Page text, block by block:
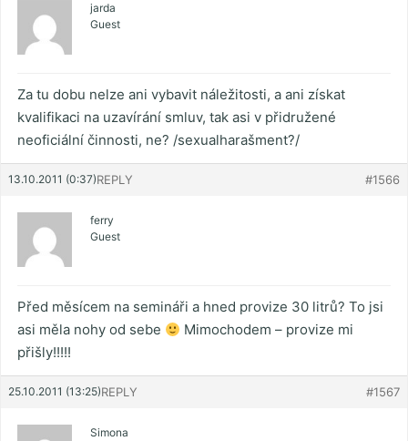
jarda
Guest
Za tu dobu nelze ani vybavit náležitosti, a ani získat
kvalifikaci na uzavírání smluv, tak asi v přidružené
neoficiální činnosti, ne? /sexualharašment?/
13.10.2011 (0:37) #1566
REPLY
ferry
Guest
Před měsícem na semináři a hned provize 30 litrů? To jsi
asi měla nohy od sebe
Mimochodem – provize mi
přišly!!!!!
25.10.2011 (13:25) #1567
REPLY
Simona